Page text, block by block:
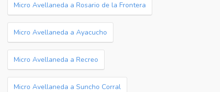
Micro Avellaneda a Rosario de la Frontera
Micro Avellaneda a Ayacucho
Micro Avellaneda a Recreo
Micro Avellaneda a Suncho Corral